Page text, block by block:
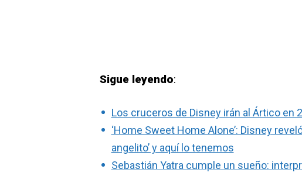
Sigue leyendo:
Los cruceros de Disney irán al Ártico en
‘Home Sweet Home Alone’: Disney
angelito’ y aquí lo tenemos
Sebastián Yatra cumple un sueño: